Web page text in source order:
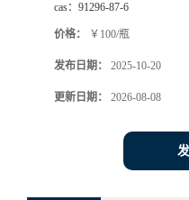
cas： 91296-87-6
价格： ￥100/瓶
发布日期： 2025-10-20
更新日期： 2026-08-08